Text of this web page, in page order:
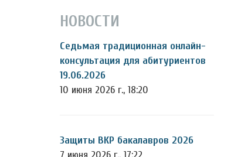
НОВОСТИ
Седьмая традиционная онлайн-
консультация для абитуриентов
19.06.2026
10 июня 2026 г., 18:20
Защиты ВКР бакалавров 2026